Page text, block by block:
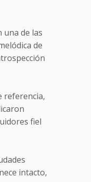
una de las
de
referencia,
fiel
intacto,